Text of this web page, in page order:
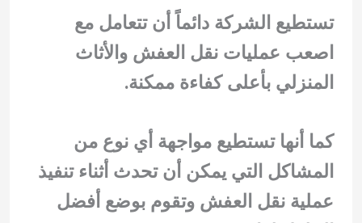
تستطيع الشركة دائماً أن تتعامل مع
اصعب عمليات نقل العفش والأثاث
المنزلي بأعلى كفاءة ممكنة.
كما أنها تستطيع مواجهة أي نوع من
المشاكل التي يمكن أن تحدث أثناء تنفيذ
عملية نقل العفش وتقوم بوضع أفضل